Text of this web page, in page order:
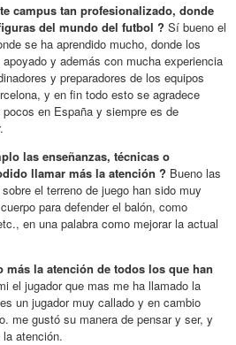
campus tan profesionalizado, donde
del mundo del futbol ? Sí bueno el
se ha aprendido mucho, donde los
y además con mucha experiencia
y preparadores de los equipos
y en fin todo esto se agradece
en España y siempre es de
las enseñanzas, técnicas o
llamar más la atención ? Bueno las
el terreno de juego han sido muy
para defender el balón, como
en una palabra como mejorar la actual
la atención de todos los que han
el jugador que mas me ha llamado la
un jugador muy callado y en cambio
me gustó su manera de pensar y ser, y
atención.